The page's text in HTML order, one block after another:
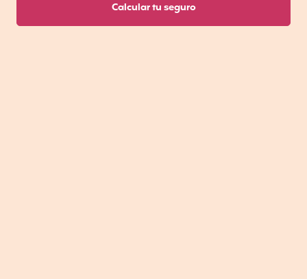
Calcular tu seguro